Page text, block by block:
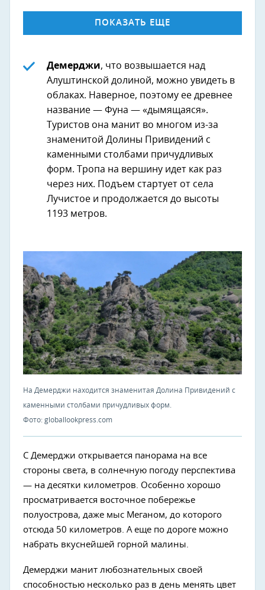
ПОКАЗАТЬ ЕЩЕ
Демерджи, что возвышается над
Алуштинской долиной, можно увидеть в
облаках. Наверное, поэтому ее древнее
название — Фуна — «дымящаяся».
Туристов она манит во многом из-за
знаменитой Долины Привидений с
каменными столбами причудливых
форм. Тропа на вершину идет как раз
через них. Подъем стартует от села
Лучистое и продолжается до высоты
1193 метров.
На Демерджи находится знаменитая Долина Привидений с
каменными столбами причудливых форм.
Фото: globallookpress.com
С Демерджи открывается панорама на все
стороны света, в солнечную погоду перспектива
— на десятки километров. Особенно хорошо
просматривается восточное побережье
полуострова, даже мыс Меганом, до которого
отсюда 50 километров. А еще по дороге можно
набрать вкуснейшей горной малины.
Демерджи манит любознательных своей
способностью несколько раз в день менять цвет